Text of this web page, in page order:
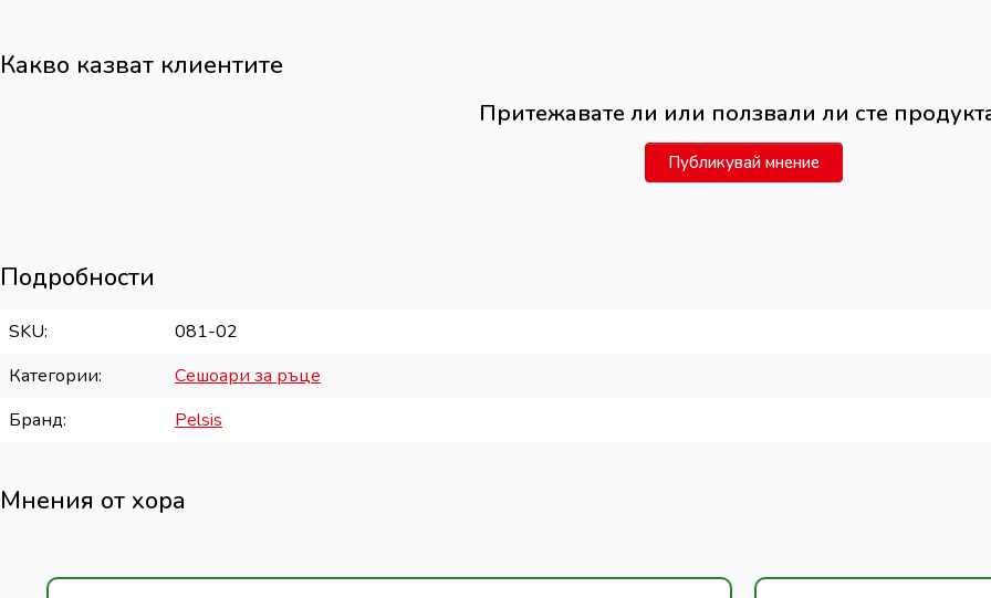
Какво казват клиентите
Притежавате ли или ползвали ли сте
Публикувай мнение
Подробности
SKU
081-02
Категории
Сешоари за ръце
Бранд
Pelsis
Мнения от хора